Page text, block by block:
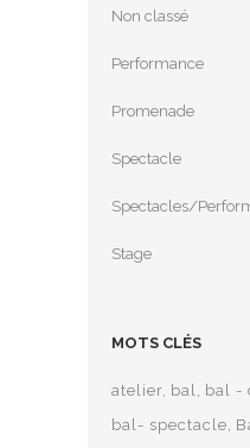
Non classé
Performance
Promenade
Spectacle
Spectacles/
Stage
MOTS CLÉS
atelier bal
bal -
bal- spectacle